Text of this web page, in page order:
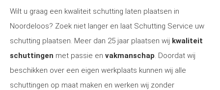
Wilt u graag een kwaliteit schutting laten plaatsen in
Noordeloos? Zoek niet langer en laat Schutting Service uw
schutting plaatsen. Meer dan 25 jaar plaatsen wij kwaliteit
schuttingen met passie en vakmanschap. Doordat wij
beschikken over een eigen werkplaats kunnen wij alle
schuttingen op maat maken en werken wij zonder